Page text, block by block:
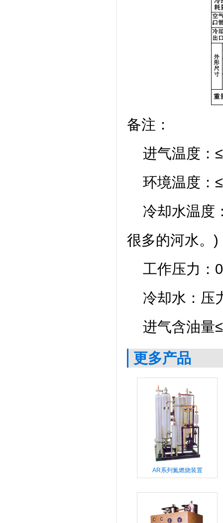
备注：
进气温度：
环境温度：
冷却水温度
很多的河水。)
工作压力：
冷却水：压
进气含油量
更多产品
AR系列氮燃烧装置